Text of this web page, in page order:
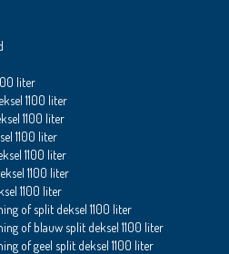
liter
1100 liter
1100 liter
1100 liter
1100 liter
1100 liter
1100 liter
of split deksel 1100 liter
of blauw split deksel 1100 liter
of geel split deksel 1100 liter